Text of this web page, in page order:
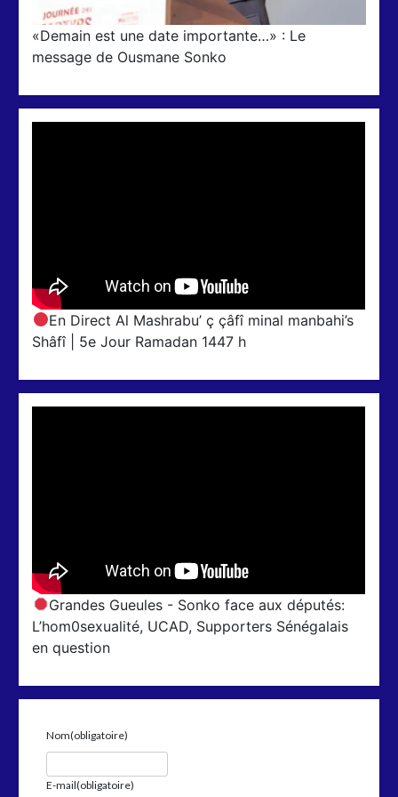
«Demain est une date importante…» : Le
message de Ousmane Sonko
En Direct Al Mashrabu’ ç çâfî minal manbahi’s
Shâfî | 5e Jour Ramadan 1447 h
Grandes Gueules - Sonko face aux députés:
L’hom0sexualité, UCAD, Supporters Sénégalais
en question
Nom(obligatoire)
E-mail(obligatoire)